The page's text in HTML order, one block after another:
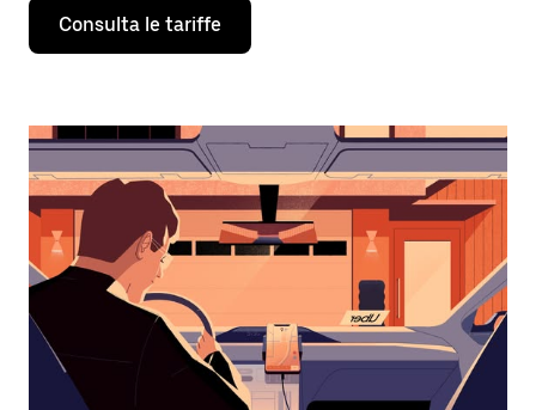
Utilizza
tasto
verso
basso
per
interagire
con
il
calendario
e
selezionare
una
data.
Utilizza
Consulta le tariffe